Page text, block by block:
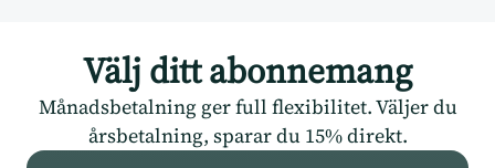
Välj ditt abonnemang
Månadsbetalning ger full flexibilitet. Väljer du
årsbetalning, sparar du 15% direkt.